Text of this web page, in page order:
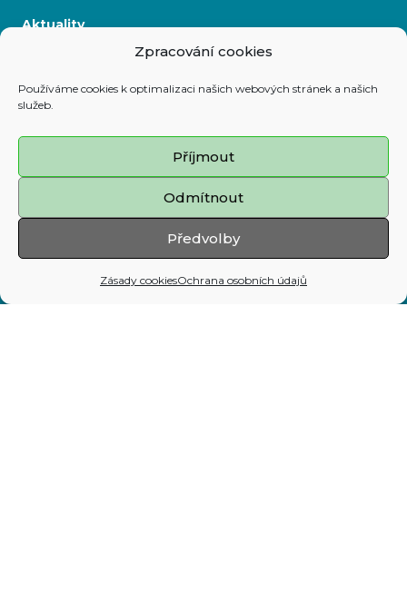
Zpracování cookies
Používáme cookies k optimalizaci našich webových stránek a našich
služeb.
Příjmout
Odmítnout
Předvolby
Zásady cookiesOchrana osobních údajů
Aktuality
Prohlášení o přístupnosti